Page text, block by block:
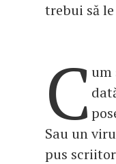
trebui să
C um
Sau un
pus